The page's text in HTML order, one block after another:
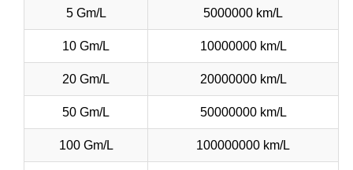
5 Gm/L 5000000 km/L
10 Gm/L 10000000 km/L
20 Gm/L 20000000 km/L
50 Gm/L 50000000 km/L
100 Gm/L 100000000 km/L